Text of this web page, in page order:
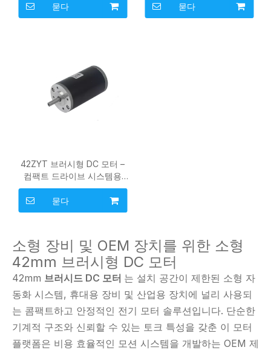
묻다 묻다
42ZYT 브러시형 DC 모터 –
컴팩트 드라이브 시스템용
42mm DC 모터
묻다
소형 장비 및 OEM 장치를 위한 소형
42mm 브러시형 DC 모터
42mm 브러시드 DC 모터 는 설치 공간이 제한된 소형 자
동화 시스템, 휴대용 장비 및 산업용 장치에 널리 사용되
는 콤팩트하고 안정적인 전기 모터 솔루션입니다. 단순한
기계적 구조와 신뢰할 수 있는 토크 특성을 갖춘 이 모터
플랫폼은 비용 효율적인 모션 시스템을 개발하는 OEM 제